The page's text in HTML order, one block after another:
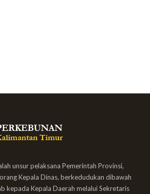
unsur pelaksana Pemerintah Provinsi,
Kepala Dinas, berkedudukan dibawah
kepada Kepala Daerah melalui Sekretaris